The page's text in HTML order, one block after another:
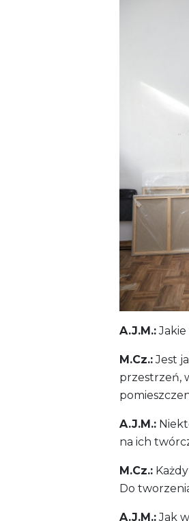
A.J.M.:Jakie
M.Cz.:Jest
przestrzeń,
A.J.M.:
na ich
M.Cz.:
Do
A.J.M.:Jak